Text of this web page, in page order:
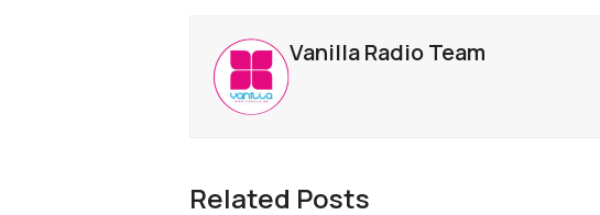
Vanilla Radio Team
Related Posts